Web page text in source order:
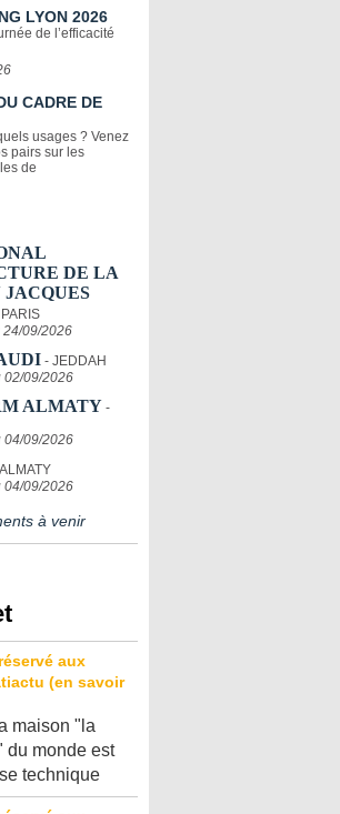
LYON 2026
de l’efficacité
CADRE DE
usages ? Venez
pairs sur les
de
DE LA
24/09/2026
- JEDDAH
02/09/2026
ALMATY -
04/09/2026
04/09/2026
à venir
maison "la
du monde est
technique